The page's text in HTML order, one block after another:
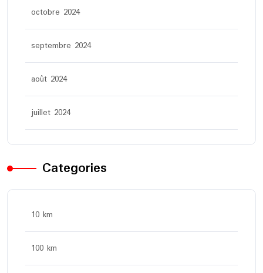
octobre 2024
septembre 2024
août 2024
juillet 2024
Categories
10 km
100 km